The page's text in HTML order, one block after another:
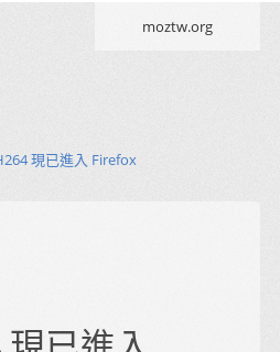
moztw.org
現已進入 Firefox